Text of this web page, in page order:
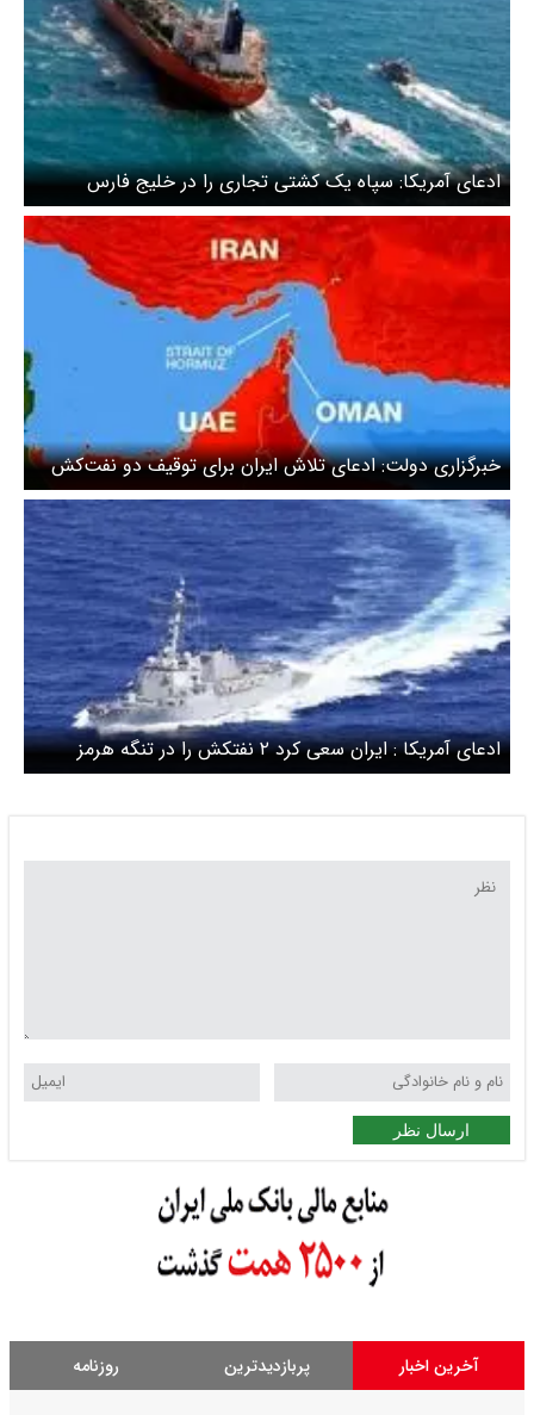
ادعای آمریکا: سپاه یک کشتی تجاری را در خلیج فارس
توقیف کرد
خبرگزاری دولت: ادعای تلاش ایران برای توقیف دو نفت‌کش
کذب است
ادعای آمریکا : ایران سعی کرد ۲ نفتکش را در تنگه هرمز
توقیف کند
ارسال نظر
آخرین اخبار پربازدیدترین روزنامه